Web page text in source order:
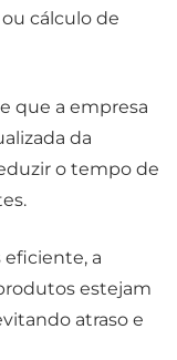
cálculo de
que a empresa
da
o tempo de
a
estejam
atraso e